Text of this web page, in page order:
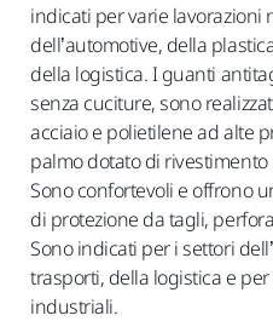
indicati per varie lavorazioni
dell’automotive, della
della logistica. I guanti
senza cuciture, sono
acciaio e polietilene ad alte
palmo dotato di
Sono confortevoli e offrono
di protezione da tagli,
Sono indicati per i settori
trasporti, della logistica e
industriali.